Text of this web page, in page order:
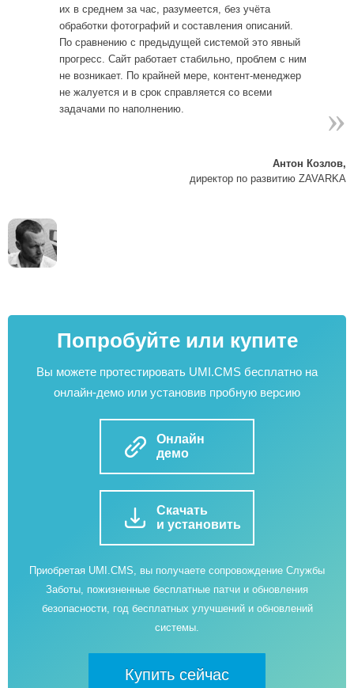
их в среднем за час, разумеется, без учёта
обработки фотографий и составления описаний.
По сравнению с предыдущей системой это явный
прогресс. Сайт работает стабильно, проблем с ним
не возникает. По крайней мере, контент-менеджер
не жалуется и в срок справляется со всеми
задачами по наполнению.
»
Антон Козлов,
директор по развитию ZAVARKA
Попробуйте или купите
Вы можете протестировать UMI.CMS бесплатно на
онлайн-демо или установив пробную версию
Онлайн
демо
Скачать
и установить
Приобретая UMI.CMS, вы получаете сопровождение Службы
Заботы, пожизненные бесплатные патчи и обновления
безопасности, год бесплатных улучшений и обновлений
системы.
Купить сейчас